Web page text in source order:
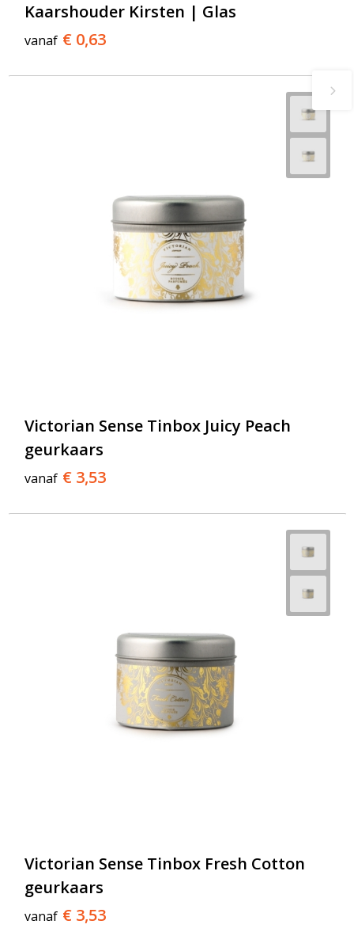
Kaarshouder Kirsten | Glas
vanaf € 0,63
Victorian Sense Tinbox Juicy Peach
geurkaars
vanaf € 3,53
Victorian Sense Tinbox Fresh Cotton
geurkaars
vanaf € 3,53